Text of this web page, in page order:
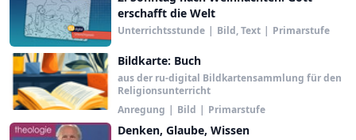
erschafft die Welt
Unterrichtsstunde | Bild, Text | Primarstufe
Bildkarte: Buch
aus der ru-digital Bildkartensammlung für den
Religionsunterricht
Anregung | Bild | Primarstufe
Denken, Glaube, Wissen